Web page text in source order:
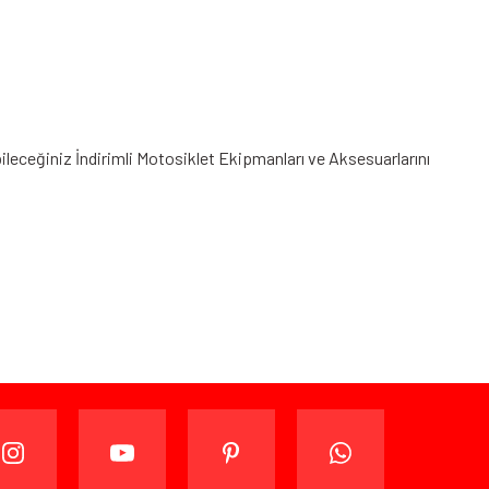
İndirimli Motosiklet Ekipmanları ve Aksesuarlarını
edebilir veya değiştirebilirsiniz.